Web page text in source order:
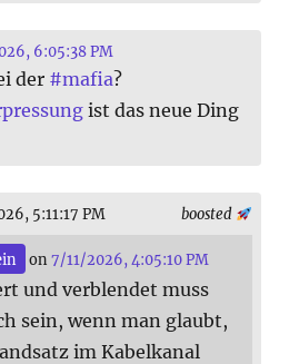
6:05:38 PM
der #mafia?
ist das neue Ding
boosted
5:11:17 PM
on7/11/2026, 4:05:10 PM
und verblendet muss
sein, wenn man glaubt,
im Kabelkanal